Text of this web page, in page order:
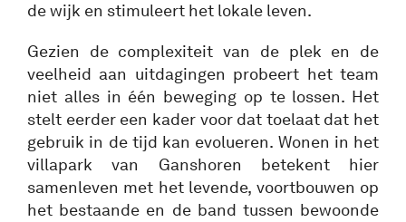
de wijk en stimuleert het lokale leven.
Gezien de complexiteit van de plek en de
veelheid aan uitdagingen probeert het team
niet alles in één beweging op te lossen. Het
stelt eerder een kader voor dat toelaat dat het
gebruik in de tijd kan evolueren. Wonen in het
villapark van Ganshoren betekent hier
samenleven met het levende, voortbouwen op
het bestaande en de band tussen bewoonde